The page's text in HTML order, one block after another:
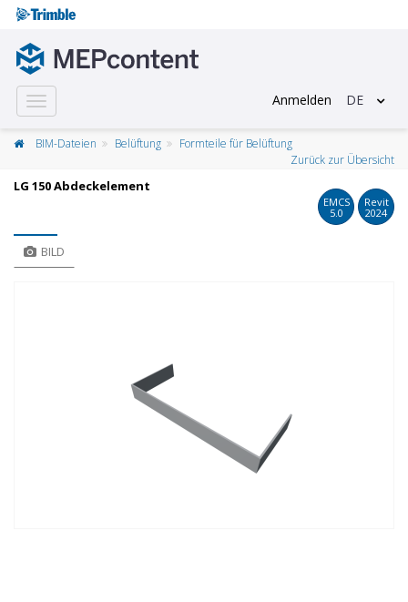
Toggle
navigation
Anmelden DE
BIM-Dateien Belüftung
Formteile für Belüftung
Zurück zur Übersicht
LG 150 Abdeckelement
EMCS
5.0
Revit
2024
BILD